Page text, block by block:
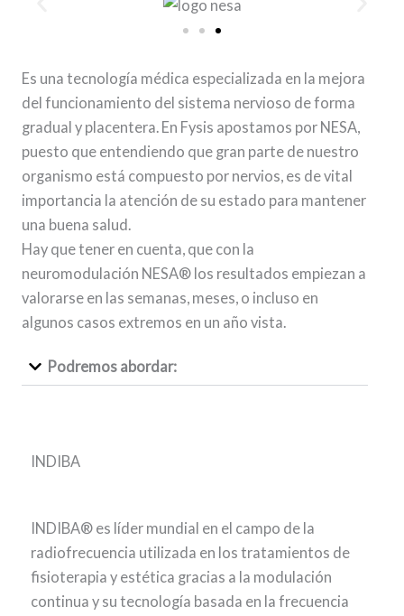
Es una tecnología médica especializada en la mejora
del funcionamiento del sistema nervioso de forma
gradual y placentera. En Fysis apostamos por NESA,
puesto que entendiendo que gran parte de nuestro
organismo está compuesto por nervios, es de vital
importancia la atención de su estado para mantener
una buena salud.
Hay que tener en cuenta, que con la
neuromodulación NESA® los resultados empiezan a
valorarse en las semanas, meses, o incluso en
algunos casos extremos en un año vista.
Podremos abordar:
INDIBA
INDIBA® es líder mundial en el campo de la
radiofrecuencia utilizada en los tratamientos de
fisioterapia y estética gracias a la modulación
continua y su tecnología basada en la frecuencia